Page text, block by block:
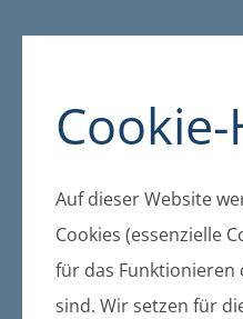
Auf dieser Website
Cookies (essenzielle
für das Funktionieren
sind. Wir setzen für